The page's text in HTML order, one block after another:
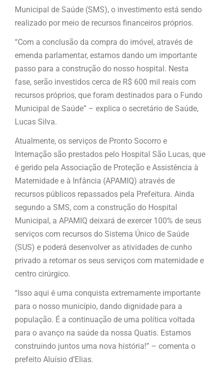
Municipal de Saúde (SMS), o investimento está sendo
realizado por meio de recursos financeiros próprios.
“Com a conclusão da compra do imóvel, através de
emenda parlamentar, estamos dando um importante
passo para a construção do nosso hospital. Nesta
fase, serão investidos cerca de R$ 600 mil reais com
recursos próprios, que foram destinados para o Fundo
Municipal de Saúde” – explica o secretário de Saúde,
Lucas Silva.
Atualmente, os serviços de Pronto Socorro e
Internação são prestados pelo Hospital São Lucas, que
é gerido pela Associação de Proteção e Assistência à
Maternidade e à Infância (APAMIQ) através de
recursos públicos repassados pela Prefeitura. Ainda
segundo a SMS, com a construção do Hospital
Municipal, a APAMIQ deixará de exercer 100% de seus
serviços com recursos do Sistema Único de Saúde
(SUS) e poderá desenvolver as atividades de cunho
privado a retornar os seus serviços com maternidade e
centro cirúrgico.
“Isso aqui é uma conquista extremamente importante
para o nosso município, dando dignidade para a
população. É a continuação de uma política voltada
para o avanço na saúde da nossa Quatis. Estamos
construindo juntos uma nova história!” – comenta o
prefeito Aluísio d’Elias.